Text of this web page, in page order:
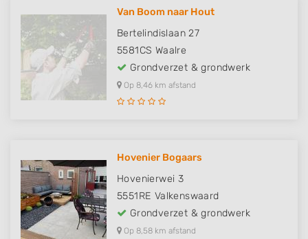
Van Boom naar Hout
Bertelindislaan 27
5581CS Waalre
Grondverzet & grondwerk
Op 8,46 km afstand
Hovenier Bogaars
Hovenierwei 3
5551RE Valkenswaard
Grondverzet & grondwerk
Op 8,58 km afstand